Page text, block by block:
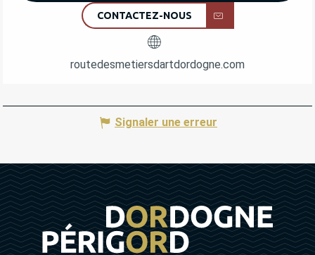
CONTACTEZ-NOUS
routedesmetiersdartdordogne.com
Signaler une erreur